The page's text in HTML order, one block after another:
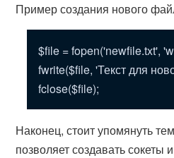
Пример создания нового
$file = fopen('newfile.txt',
fwrite($file, 'Текст для
fclose($file);
Наконец, стоит упомянуть
позволяет создавать сокеты